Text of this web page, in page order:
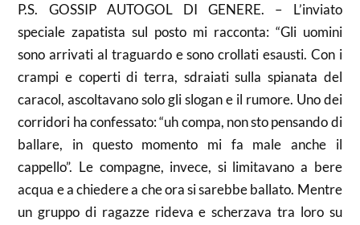
P.S. GOSSIP AUTOGOL DI GENERE. – L’inviato
speciale zapatista sul posto mi racconta: “Gli uomini
sono arrivati al traguardo e sono crollati esausti. Con i
crampi e coperti di terra, sdraiati sulla spianata del
caracol, ascoltavano solo gli slogan e il rumore. Uno dei
corridori ha confessato: “uh compa, non sto pensando di
ballare, in questo momento mi fa male anche il
cappello”. Le compagne, invece, si limitavano a bere
acqua e a chiedere a che ora si sarebbe ballato. Mentre
un gruppo di ragazze rideva e scherzava tra loro su